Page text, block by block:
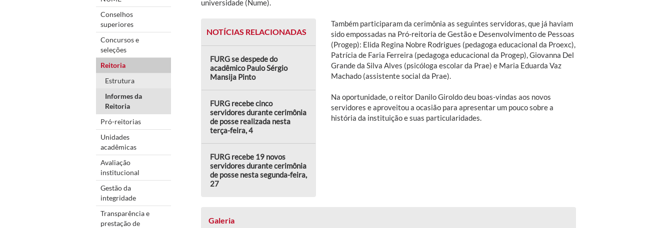
Conselhos
superiores
Concursos e
seleções
Reitoria
Estrutura
Informes da
Reitoria
Pró-reitorias
Unidades
acadêmicas
Avaliação
institucional
Gestão da
integridade
Transparência e
prestação de
universidade (Nume).
NOTÍCIAS RELACIONADAS
FURG se despede do
acadêmico Paulo Sérgio
Mansija Pinto
FURG recebe cinco
servidores durante cerimônia
de posse realizada nesta
terça-feira, 4
FURG recebe 19 novos
servidores durante cerimônia
de posse nesta segunda-feira,
27
Também participaram da cerimônia as seguintes servidoras, que já haviam
sido empossadas na Pró-reitoria de Gestão e Desenvolvimento de Pessoas
(Progep): Elida Regina Nobre Rodrigues (pedagoga educacional da Proexc),
Patrícia de Faria Ferreira (pedagoga educacional da Progep), Giovanna Del
Grande da Silva Alves (psicóloga escolar da Prae) e Maria Eduarda Vaz
Machado (assistente social da Prae).
Na oportunidade, o reitor Danilo Giroldo deu boas-vindas aos novos
servidores e aproveitou a ocasião para apresentar um pouco sobre a
história da instituição e suas particularidades.
Galeria